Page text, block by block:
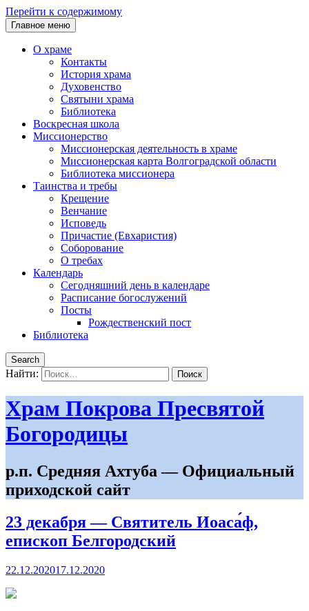
Перейти к содержимому
Главное меню
О храме
Контакты
История храма
Духовенство
Святыни храма
Библиотека
Воскресная школа
Миссионерство
Миссионерская деятельность в храме
Миссионерская карта Волгоградской области
Библиотека миссионера
Таинства и требы
Крещение
Венчание
Исповедь
Причастие (Евхаристия)
Соборование
О требах
Календарь
Сегодняшний день в календаре
Расписание богослужений
Посты
Рождественский пост
Библиотека
Search
Найти:
Храм Покрова Пресвятой
Богородицы
р.п. Средняя Ахтуба — Официальный
приходской сайт
23 декабря — Святитель Иоаса́ф,
епископ Белгородский
22.12.202017.12.2020